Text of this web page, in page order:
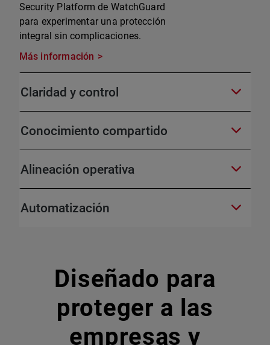
Security Platform de WatchGuard
para experimentar una protección
integral sin complicaciones.
Más información
Claridad y control
Conocimiento compartido
Alineación operativa
Automatización
Diseñado para
proteger a las
empresas y